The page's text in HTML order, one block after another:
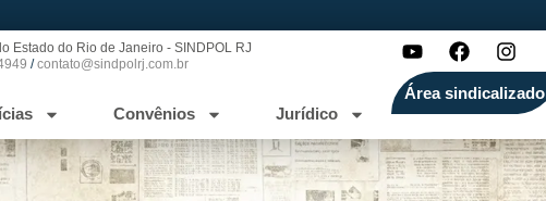
Estado do Rio de Janeiro - SINDPOL RJ
/contato@sindpolrj.com.br
Convênios Jurídico
Área sindicalizado